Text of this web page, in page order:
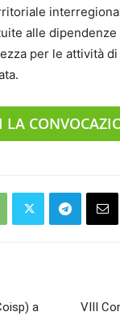
alle
per le attività
LA
a
VIII